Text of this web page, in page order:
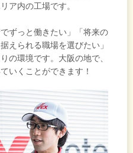
ア内の工場です。
ずっと働きたい」「将来の
えられる職場を選びたい」
の環境です。大阪の地で、
いくことができます！